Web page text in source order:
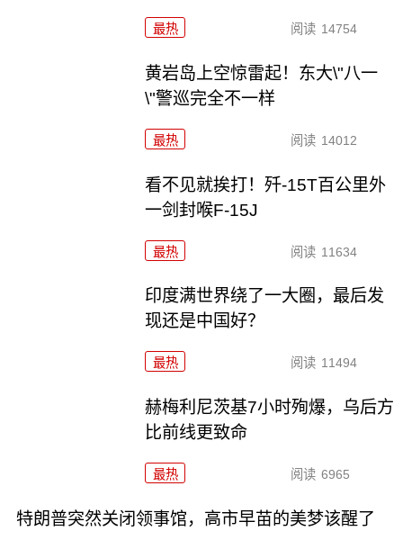
最热 阅读 14754
黄岩岛上空惊雷起！东大\"八一
\"警巡完全不一样
最热 阅读 14012
看不见就挨打！歼-15T百公里外
一剑封喉F-15J
最热 阅读 11634
印度满世界绕了一大圈，最后发
现还是中国好？
最热 阅读 11494
赫梅利尼茨基7小时殉爆，乌后方
比前线更致命
最热 阅读 6965
特朗普突然关闭领事馆，高市早苗的美梦该醒了